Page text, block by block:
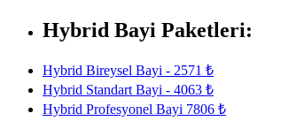
Hybrid Bayi Paketleri:
Hybrid Bireysel Bayi - 2571 ₺
Hybrid Standart Bayi - 4063 ₺
Hybrid Profesyonel Bayi 7806 ₺